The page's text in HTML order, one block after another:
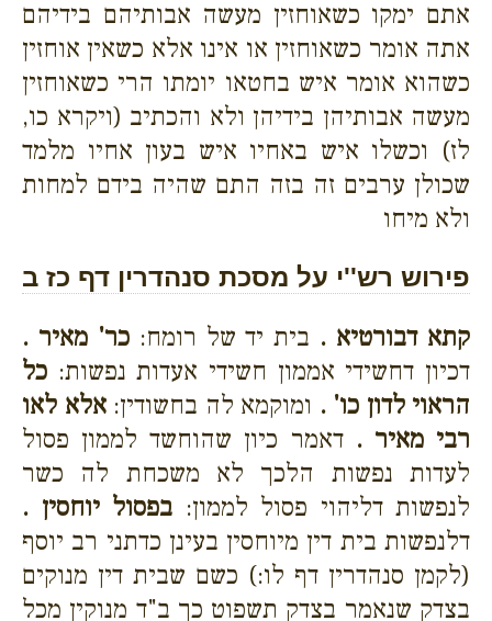
אתם ימקו כשאוחזין מעשה אבותיהם בידיהם
אתה אומר כשאוחזין או אינו אלא כשאין אוחזין
כשהוא אומר איש בחטאו יומתו הרי כשאוחזין
מעשה אבותיהן בידיהן ולא והכתיב (ויקרא כו,
לז) וכשלו איש באחיו איש בעון אחיו מלמד
שכולן ערבים זה בזה התם שהיה בידם למחות
ולא מיחו
פירוש רש''י על מסכת סנהדרין דף כז ב
קתא דבורטיא . בית יד של רומח:כר' מאיר .
דכיון דחשידי אממון חשידי אעדות נפשות: כל
הראוי לדון כו' . ומוקמא לה בחשודין:אלא לאו
רבי מאיר . דאמר כיון שהוחשד לממון פסול
לעדות נפשות הלכך לא משכחת לה כשר
לנפשות דליהוי פסול לממון: בפסול יוחסין .
דלנפשות בית דין מיוחסין בעינן כדתני רב יוסף
(לקמן סנהדרין דף לו:) כשם שבית דין מנוקים
בצדק שנאמר בצדק תשפוט כך ב"ד מנוקין מכל